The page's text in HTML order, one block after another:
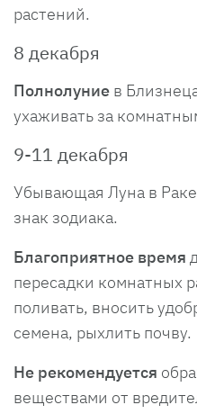
растений.
8 декабря
Полнолуние в
ухаживать за
9-11 декабря
Убывающая Луна в
знак зодиака.
Благоприятное время
пересадки комнатных
поливать, вносить
семена, рыхлить почву.
Не рекомендуется
веществами от